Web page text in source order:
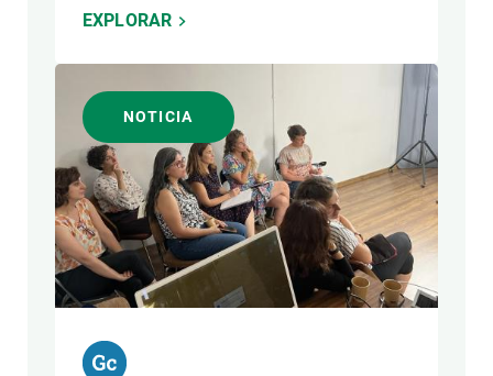
EXPLORAR
NOTICIA